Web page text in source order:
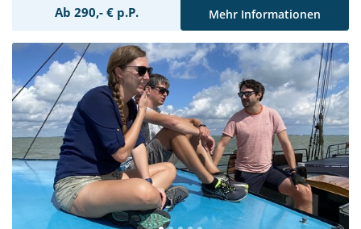
Ab 290,- € p.P. Mehr Informationen